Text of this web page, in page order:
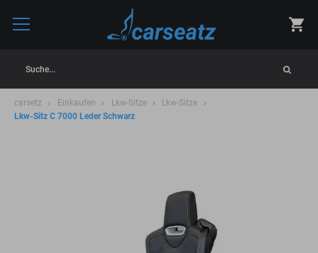
Suche...
carsetz Einkaufen Lkw-Sitze
Lkw-Sitze
Lkw-Sitz C 7000 Leder Schwarz